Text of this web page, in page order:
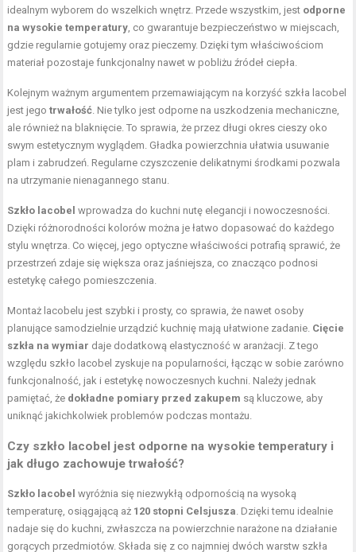
idealnym wyborem do wszelkich wnętrz. Przede wszystkim, jest odporne
na wysokie temperatury, co gwarantuje bezpieczeństwo w miejscach,
gdzie regularnie gotujemy oraz pieczemy. Dzięki tym właściwościom
materiał pozostaje funkcjonalny nawet w pobliżu źródeł ciepła.
Kolejnym ważnym argumentem przemawiającym na korzyść szkła lacobel
jest jegotrwałość. Nie tylko jest odporne na uszkodzenia mechaniczne,
ale również na blaknięcie. To sprawia, że przez długi okres cieszy oko
swym estetycznym wyglądem. Gładka powierzchnia ułatwia usuwanie
plam i zabrudzeń. Regularne czyszczenie delikatnymi środkami pozwala
na utrzymanie nienagannego stanu.
Szkło lacobel wprowadza do kuchni nutę elegancji i nowoczesności.
Dzięki różnorodności kolorów można je łatwo dopasować do każdego
stylu wnętrza. Co więcej, jego optyczne właściwości potrafią sprawić, że
przestrzeń zdaje się większa oraz jaśniejsza, co znacząco podnosi
estetykę całego pomieszczenia.
Montaż lacobelu jest szybki i prosty, co sprawia, że nawet osoby
planujące samodzielnie urządzić kuchnię mają ułatwione zadanie. Cięcie
szkła na wymiar daje dodatkową elastyczność w aranżacji. Z tego
względu szkło lacobel zyskuje na popularności, łącząc w sobie zarówno
funkcjonalność, jak i estetykę nowoczesnych kuchni. Należy jednak
pamiętać, że dokładne pomiary przed zakupem są kluczowe, aby
uniknąć jakichkolwiek problemów podczas montażu.
Czy szkło lacobel jest odporne na wysokie temperatury i
jak długo zachowuje trwałość?
Szkło lacobel wyróżnia się niezwykłą odpornością na wysoką
temperaturę, osiągającą aż 120 stopni Celsjusza. Dzięki temu idealnie
nadaje się do kuchni, zwłaszcza na powierzchnie narażone na działanie
gorących przedmiotów. Składa się z co najmniej dwóch warstw szkła